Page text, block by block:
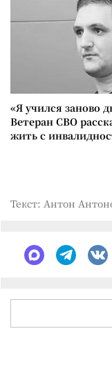
«Я учился заново
Ветеран СВО
жить с
Текст: Антон